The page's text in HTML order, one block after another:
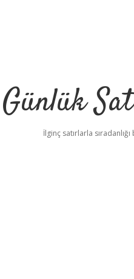
Günlük
İlginç satırlarla sıradanlığı